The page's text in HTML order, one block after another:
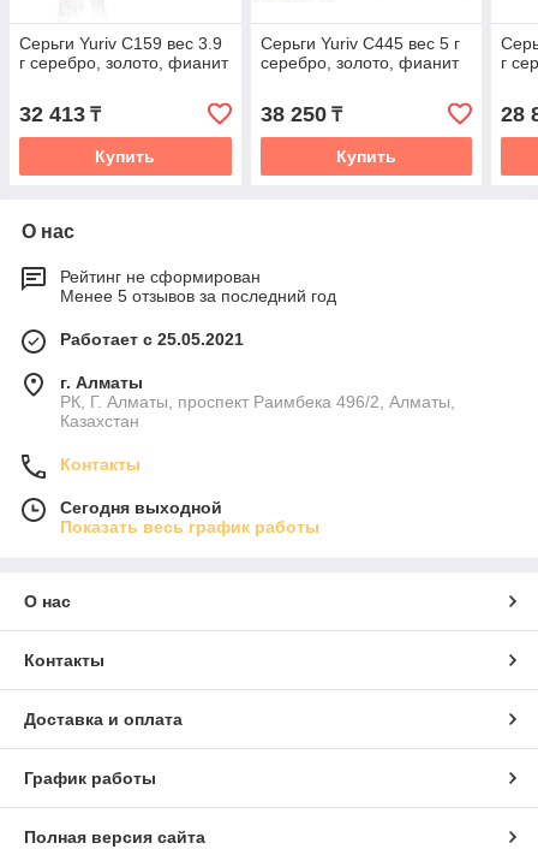
Серьги Yuriv С159 вес 3.9
г серебро, золото, фианит
32 413 ₸
Купить
Серьги Yuriv С445 вес 5 г
серебро, золото, фианит
38 250₸
Купить
г
28
О нас
Рейтинг не сформирован
Менее 5 отзывов за последний год
Работает с 25.05.2021
г. Алматы
РК, Г. Алматы, проспект Раимбека 496/2, Алматы,
Казахстан
Контакты
Сегодня выходной
Показать весь график работы
О нас
Контакты
Доставка и оплата
График работы
Полная версия сайта